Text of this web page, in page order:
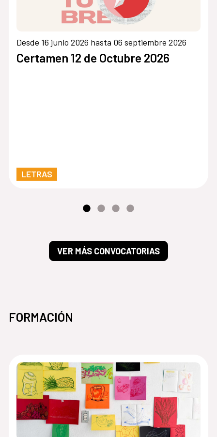
Desde 16 junio 2026 hasta 06 septiembre 2026
Certamen 12 de Octubre 2026
LETRAS
VER MÁS CONVOCATORIAS
FORMACIÓN